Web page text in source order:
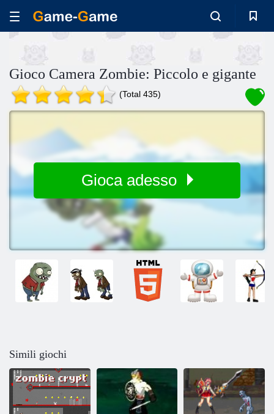
Gioco Camera Zombie: Piccolo e gigante
(Total 435)
Gioca adesso
Simili giochi